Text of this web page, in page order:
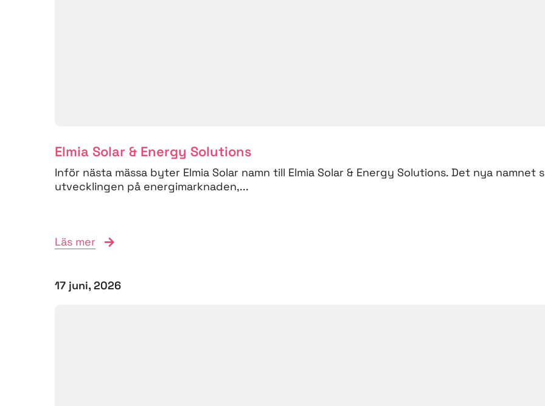
Elmia Solar & Energy Solutions
Inför nästa mässa byter Elmia Solar namn till Elmia Solar & Energy Solutions. Det nya namnet
utvecklingen på energimarknaden,...
Läs mer
17 juni, 2026